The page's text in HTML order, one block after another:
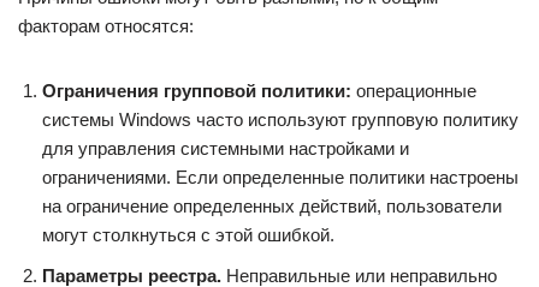
факторам относятся:
Ограничения групповой политики: операционные
системы Windows часто используют групповую политику
для управления системными настройками и
ограничениями. Если определенные политики настроены
на ограничение определенных действий, пользователи
могут столкнуться с этой ошибкой.
Параметры реестра. Неправильные или неправильно